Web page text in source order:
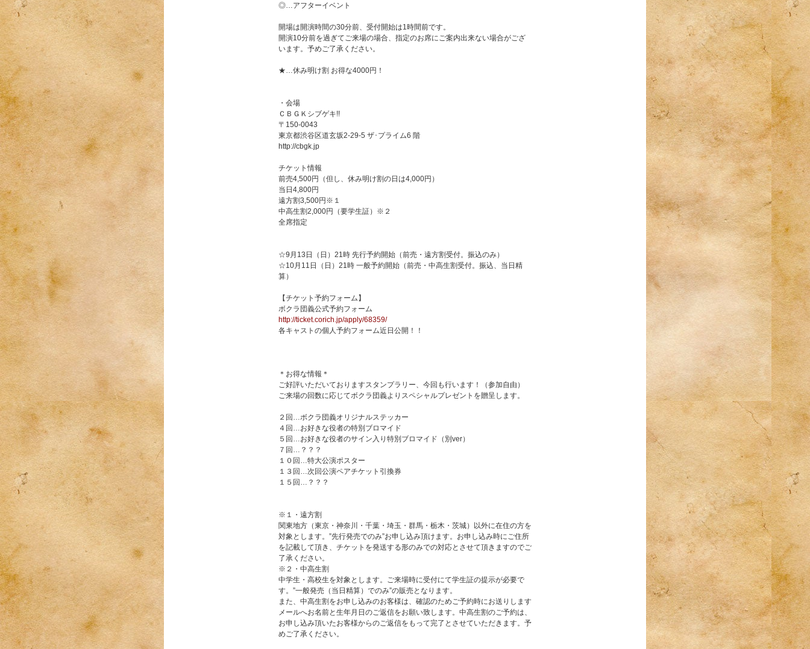
◎…アフターイベント
開場は開演時間の30分前、受付開始は1時間前です。
開演10分前を過ぎてご来場の場合、指定のお席にご案内出来ない場合がござ
います。予めご了承ください。
★…休み明け割 お得な4000円！
・会場
ＣＢＧＫシブゲキ!!
〒150-0043
東京都渋谷区道玄坂2-29-5 ザ･プライム6 階
http://cbgk.jp
チケット情報
前売4,500円（但し、休み明け割の日は4,000円）
当日4,800円
遠方割3,500円※１
中高生割2,000円（要学生証）※２
全席指定
☆9月13日（日）21時 先行予約開始（前売・遠方割受付。振込のみ）
☆10月11日（日）21時 一般予約開始（前売・中高生割受付。振込、当日精
算）
【チケット予約フォーム】
ボクラ団義公式予約フォーム
http://ticket.corich.jp/apply/68359/
各キャストの個人予約フォーム近日公開！！
＊お得な情報＊
ご好評いただいておりますスタンプラリー、今回も行います！（参加自由）
ご来場の回数に応じてボクラ団義よりスペシャルプレゼントを贈呈します。
２回…ボクラ団義オリジナルステッカー
４回…お好きな役者の特別ブロマイド
５回…お好きな役者のサイン入り特別ブロマイド（別ver）
７回…？？？
１０回…特大公演ポスター
１３回…次回公演ペアチケット引換券
１５回…？？？
※１・遠方割
関東地方（東京・神奈川・千葉・埼玉・群馬・栃木・茨城）以外に在住の方を
対象とします。”先行発売でのみ”お申し込み頂けます。お申し込み時にご住所
を記載して頂き、チケットを発送する形のみでの対応とさせて頂きますのでご
了承ください。
※２・中高生割
中学生・高校生を対象とします。ご来場時に受付にて学生証の提示が必要で
す。”一般発売（当日精算）でのみ”の販売となります。
また、中高生割をお申し込みのお客様は、確認のためご予約時にお送りします
メールへお名前と生年月日のご返信をお願い致します。中高生割のご予約は、
お申し込み頂いたお客様からのご返信をもって完了とさせていただきます。予
めご了承ください。